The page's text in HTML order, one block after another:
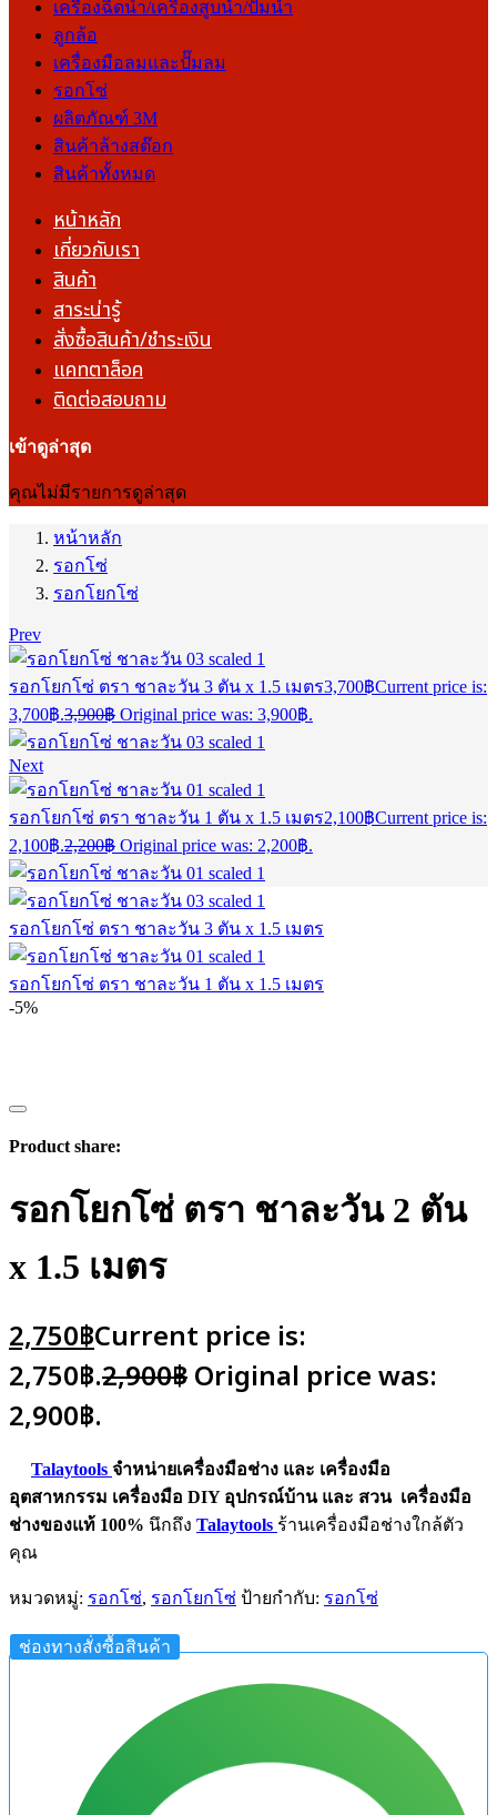
เครื่องฉีดน้ำ/เครื่องสูบน้ำ/ปั๊มน้ำ
ลูกล้อ
เครื่องมือลมและปั๊มลม
รอกโซ่
ผลิตภัณฑ์ 3M
สินค้าล้างสต๊อก
สินค้าทั้งหมด
หน้าหลัก
เกี่ยวกับเรา
สินค้า
สาระน่ารู้
สั่งซื้อสินค้า/ชำระเงิน
แคทตาล็อค
ติดต่อสอบถาม
เข้าดูล่าสุด
คุณไม่มีรายการดูล่าสุด
หน้าหลัก
รอกโซ่
รอกโยกโซ่
Prev
รอกโยกโซ่ ตรา ชาละวัน 3 ตัน x 1.5 เมตร3,700฿Current price is:
3,700฿.3,900฿ Original price was: 3,900฿.
Next
รอกโยกโซ่ ตรา ชาละวัน 1 ตัน x 1.5 เมตร2,100฿Current price is:
2,100฿.2,200฿ Original price was: 2,200฿.
รอกโยกโซ่ ตรา ชาละวัน 3 ตัน x 1.5 เมตร
รอกโยกโซ่ ตรา ชาละวัน 1 ตัน x 1.5 เมตร
-5%
Product share:
รอกโยกโซ่ ตรา ชาละวัน 2 ตัน
x 1.5 เมตร
2,750฿Current price is:
2,750฿.2,900฿Original price was:
2,900฿.
Talaytools จำหน่ายเครื่องมือช่าง และ เครื่องมือ
อุตสาหกรรม เครื่องมือ DIY อุปกรณ์บ้าน และ สวน เครื่องมือ
ช่างของแท้ 100% นึกถึง Talaytools ร้านเครื่องมือช่างใกล้ตัว
คุณ
หมวดหมู่: รอกโซ่, รอกโยกโซ่ ป้ายกำกับ: รอกโซ่
ช่องทางสั่งซื้อสินค้า